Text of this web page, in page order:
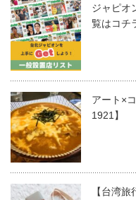
ジャピオ
覧はコチ
アート×
1921】
【台湾